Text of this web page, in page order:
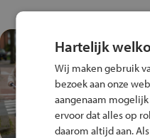
Test
Speel
en win
Hartelijk
Wij maken gebruik
bezoek aan onze
aangenaam
ervoor dat alles op
daarom altijd aan.